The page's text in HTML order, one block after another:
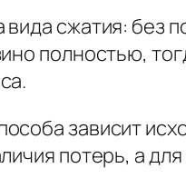
сжатия: без
полностью,
зависит
потерь, а